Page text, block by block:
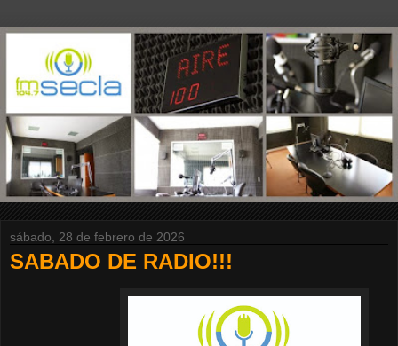
sábado, 28 de febrero de 2026
SABADO DE RADIO!!!